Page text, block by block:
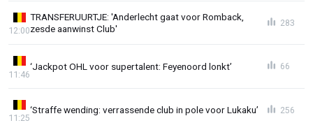
TRANSFERUURTJE: 'Anderlecht gaat voor Romback,
zesde aanwinst Club'
12:00
283
‘Jackpot OHL voor supertalent: Feyenoord lonkt’
11:46
66
‘Straffe wending: verrassende club in pole voor Lukaku’
11:25
256